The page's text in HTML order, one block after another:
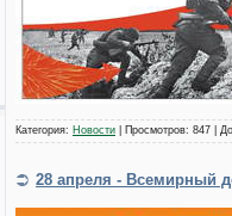
Категория: Новости | Просмотров: 847 |
28 апреля - Всемирный